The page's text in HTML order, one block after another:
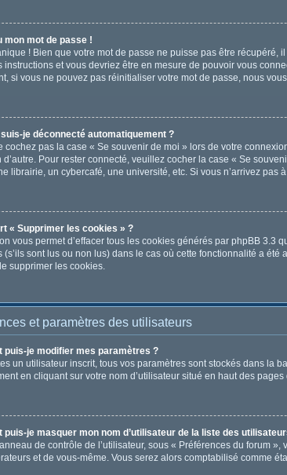
mon mot de passe !
! Bien que votre mot de passe ne puisse pas être
instructions et vous devriez être en mesure de pouvoir vous
si vous ne pouvez pas réinitialiser votre mot de passe, nous
suis-je déconnecté automatiquement ?
cochez pas la case « Se souvenir de moi » lors de votre
d’autre. Pour rester connecté, veuillez cocher la case « Se
librairie, un cybercafé, une université, etc. Si vous n’arrivez
« Supprimer les cookies » ?
vous permet d’effacer tous les cookies générés par phpBB 3.3
(s’ils sont lus ou non lus) dans le cas où cette fonctionnalité a
supprimer les cookies.
et paramètres des utilisateurs
puis-je modifier mes paramètres ?
un utilisateur inscrit, tous vos paramètres sont stockés dans la
en cliquant sur votre nom d’utilisateur situé en haut des
puis-je masquer mon nom d’utilisateur de la liste des
de contrôle de l’utilisateur, sous « Préférences du forum
et de vous-même. Vous serez alors comptabilisé comme